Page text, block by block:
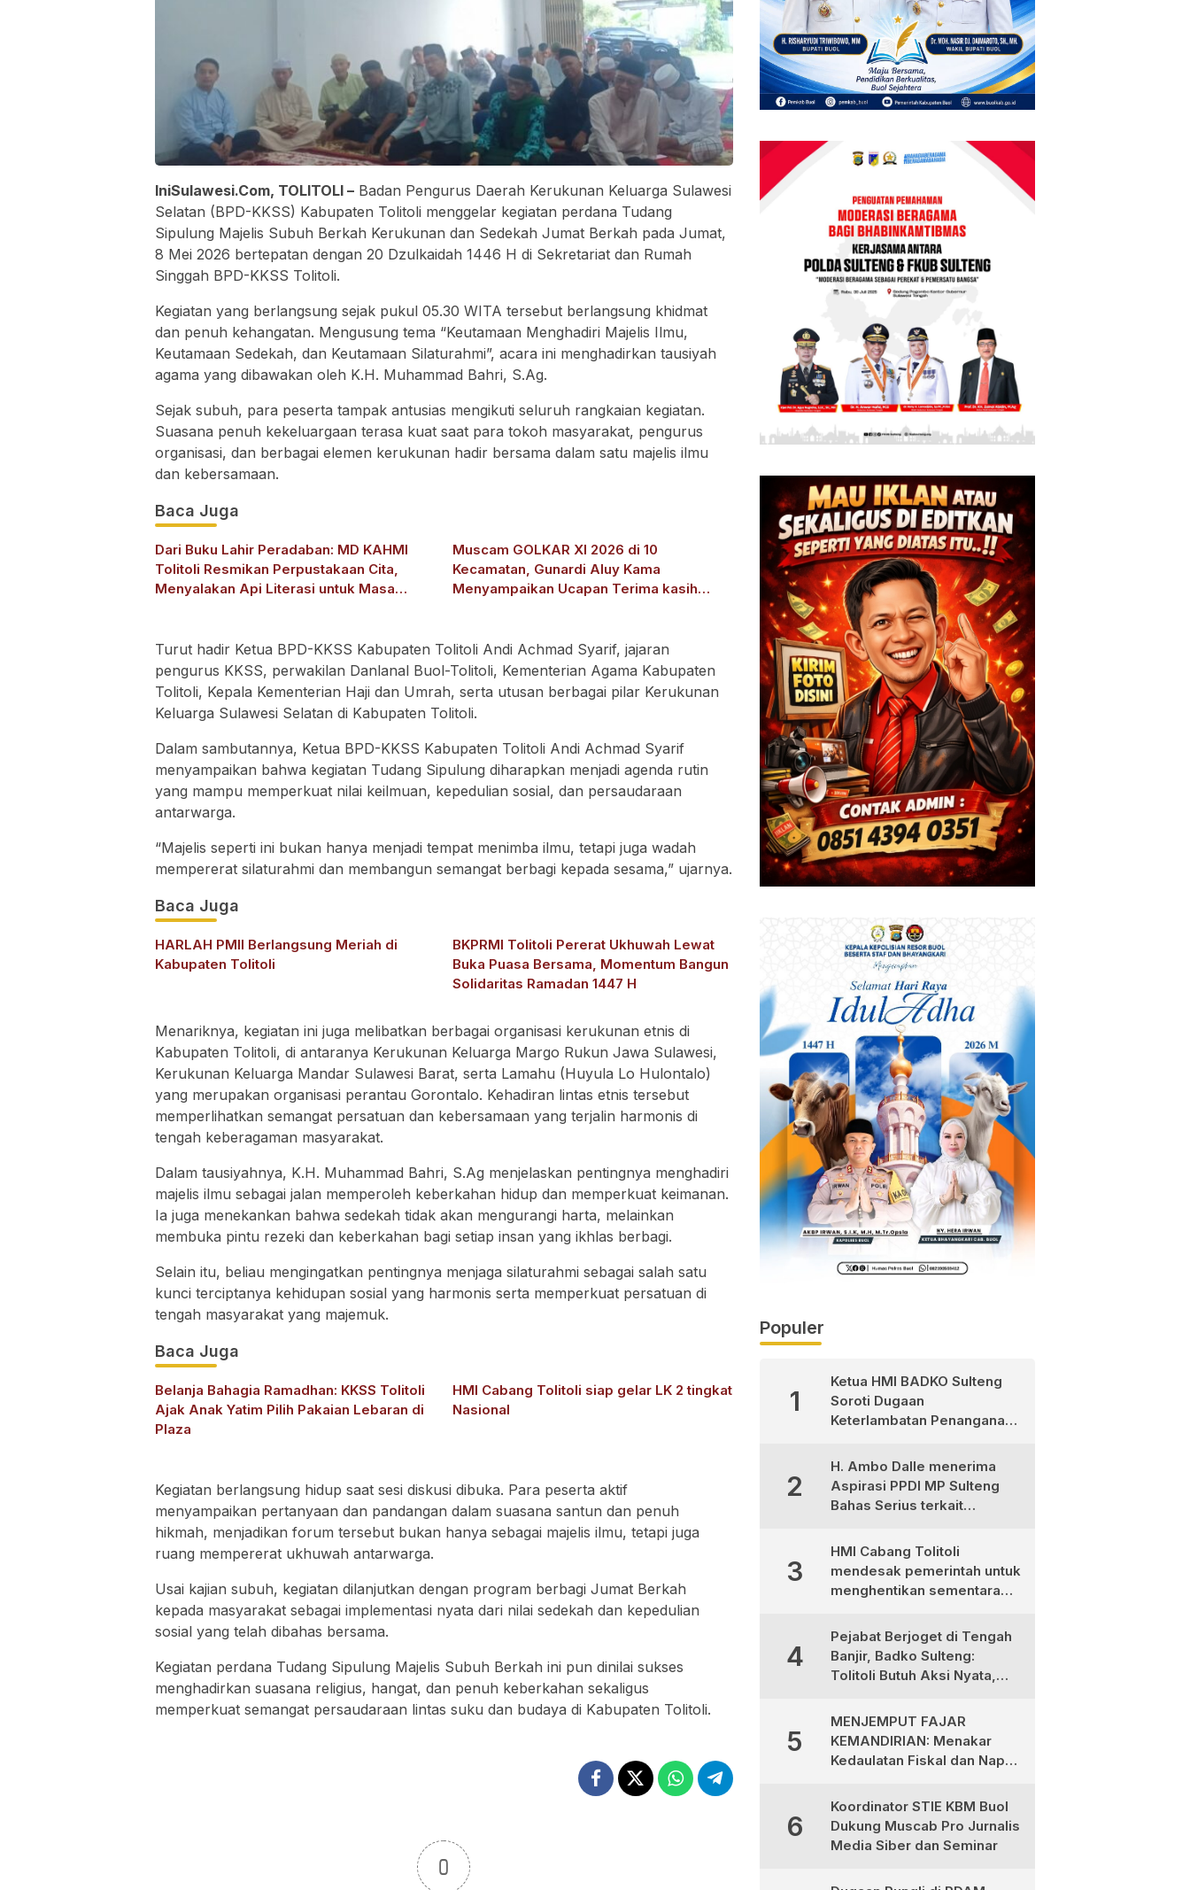
IniSulawesi.Com, TOLITOLI – Badan Pengurus Daerah Kerukunan Keluarga Sulawesi
Selatan (BPD-KKSS) Kabupaten Tolitoli menggelar kegiatan perdana Tudang
Sipulung Majelis Subuh Berkah Kerukunan dan Sedekah Jumat Berkah pada Jumat,
8 Mei 2026 bertepatan dengan 20 Dzulkaidah 1446 H di Sekretariat dan Rumah
Singgah BPD-KKSS Tolitoli.
Kegiatan yang berlangsung sejak pukul 05.30 WITA tersebut berlangsung khidmat
dan penuh kehangatan. Mengusung tema “Keutamaan Menghadiri Majelis Ilmu,
Keutamaan Sedekah, dan Keutamaan Silaturahmi”, acara ini menghadirkan tausiyah
agama yang dibawakan oleh K.H. Muhammad Bahri, S.Ag.
Sejak subuh, para peserta tampak antusias mengikuti seluruh rangkaian kegiatan.
Suasana penuh kekeluargaan terasa kuat saat para tokoh masyarakat, pengurus
organisasi, dan berbagai elemen kerukunan hadir bersama dalam satu majelis ilmu
dan kebersamaan.
Baca Juga
Dari Buku Lahir Peradaban: MD KAHMI
Tolitoli Resmikan Perpustakaan Cita,
Menyalakan Api Literasi untuk Masa
Muscam GOLKAR XI 2026 di 10
Kecamatan, Gunardi Aluy Kama
Menyampaikan Ucapan Terima kasih
Turut hadir Ketua BPD-KKSS Kabupaten Tolitoli Andi Achmad Syarif, jajaran
pengurus KKSS, perwakilan Danlanal Buol-Tolitoli, Kementerian Agama Kabupaten
Tolitoli, Kepala Kementerian Haji dan Umrah, serta utusan berbagai pilar Kerukunan
Keluarga Sulawesi Selatan di Kabupaten Tolitoli.
Dalam sambutannya, Ketua BPD-KKSS Kabupaten Tolitoli Andi Achmad Syarif
menyampaikan bahwa kegiatan Tudang Sipulung diharapkan menjadi agenda rutin
yang mampu memperkuat nilai keilmuan, kepedulian sosial, dan persaudaraan
antarwarga.
“Majelis seperti ini bukan hanya menjadi tempat menimba ilmu, tetapi juga wadah
mempererat silaturahmi dan membangun semangat berbagi kepada sesama,” ujarnya.
Baca Juga
HARLAH PMII Berlangsung Meriah di
Kabupaten Tolitoli
BKPRMI Tolitoli Pererat Ukhuwah Lewat
Buka Puasa Bersama, Momentum Bangun
Solidaritas Ramadan 1447 H
Menariknya, kegiatan ini juga melibatkan berbagai organisasi kerukunan etnis di
Kabupaten Tolitoli, di antaranya Kerukunan Keluarga Margo Rukun Jawa Sulawesi,
Kerukunan Keluarga Mandar Sulawesi Barat, serta Lamahu (Huyula Lo Hulontalo)
yang merupakan organisasi perantau Gorontalo. Kehadiran lintas etnis tersebut
memperlihatkan semangat persatuan dan kebersamaan yang terjalin harmonis di
tengah keberagaman masyarakat.
Dalam tausiyahnya, K.H. Muhammad Bahri, S.Ag menjelaskan pentingnya menghadiri
majelis ilmu sebagai jalan memperoleh keberkahan hidup dan memperkuat keimanan.
Ia juga menekankan bahwa sedekah tidak akan mengurangi harta, melainkan
membuka pintu rezeki dan keberkahan bagi setiap insan yang ikhlas berbagi.
Selain itu, beliau mengingatkan pentingnya menjaga silaturahmi sebagai salah satu
kunci terciptanya kehidupan sosial yang harmonis serta memperkuat persatuan di
tengah masyarakat yang majemuk.
Baca Juga
Belanja Bahagia Ramadhan: KKSS Tolitoli
Ajak Anak Yatim Pilih Pakaian Lebaran di
Plaza
HMI Cabang Tolitoli siap gelar LK 2 tingkat
Nasional
Kegiatan berlangsung hidup saat sesi diskusi dibuka. Para peserta aktif
menyampaikan pertanyaan dan pandangan dalam suasana santun dan penuh
hikmah, menjadikan forum tersebut bukan hanya sebagai majelis ilmu, tetapi juga
ruang mempererat ukhuwah antarwarga.
Usai kajian subuh, kegiatan dilanjutkan dengan program berbagi Jumat Berkah
kepada masyarakat sebagai implementasi nyata dari nilai sedekah dan kepedulian
sosial yang telah dibahas bersama.
Kegiatan perdana Tudang Sipulung Majelis Subuh Berkah ini pun dinilai sukses
menghadirkan suasana religius, hangat, dan penuh keberkahan sekaligus
memperkuat semangat persaudaraan lintas suku dan budaya di Kabupaten Tolitoli.
0
Populer
1
Ketua HMI BADKO Sulteng
Soroti Dugaan
Keterlambatan Penanganan
RSUD Morowali Utara
2
H. Ambo Dalle menerima
Aspirasi PPDI MP Sulteng
Bahas Serius terkait
Desa
3
HMI Cabang Tolitoli
mendesak pemerintah untuk
menghentikan sementara
4
Pejabat Berjoget di Tengah
Banjir, Badko Sulteng:
Tolitoli Butuh Aksi Nyata,
5
MENJEMPUT FAJAR
KEMANDIRIAN: Menakar
Kedaulatan Fiskal dan Napas
6
Koordinator STIE KBM Buol
Dukung Muscab Pro Jurnalis
Media Siber dan Seminar